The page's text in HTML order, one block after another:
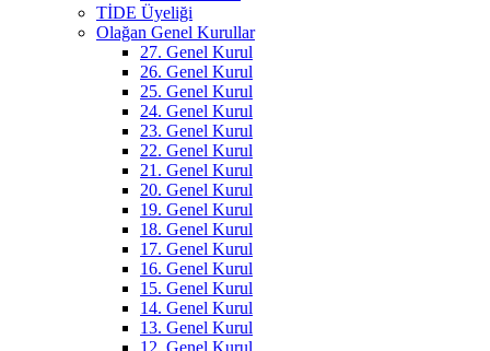
TİDE Üyeliği
Olağan Genel Kurullar
27. Genel Kurul
26. Genel Kurul
25. Genel Kurul
24. Genel Kurul
23. Genel Kurul
22. Genel Kurul
21. Genel Kurul
20. Genel Kurul
19. Genel Kurul
18. Genel Kurul
17. Genel Kurul
16. Genel Kurul
15. Genel Kurul
14. Genel Kurul
13. Genel Kurul
12. Genel Kurul